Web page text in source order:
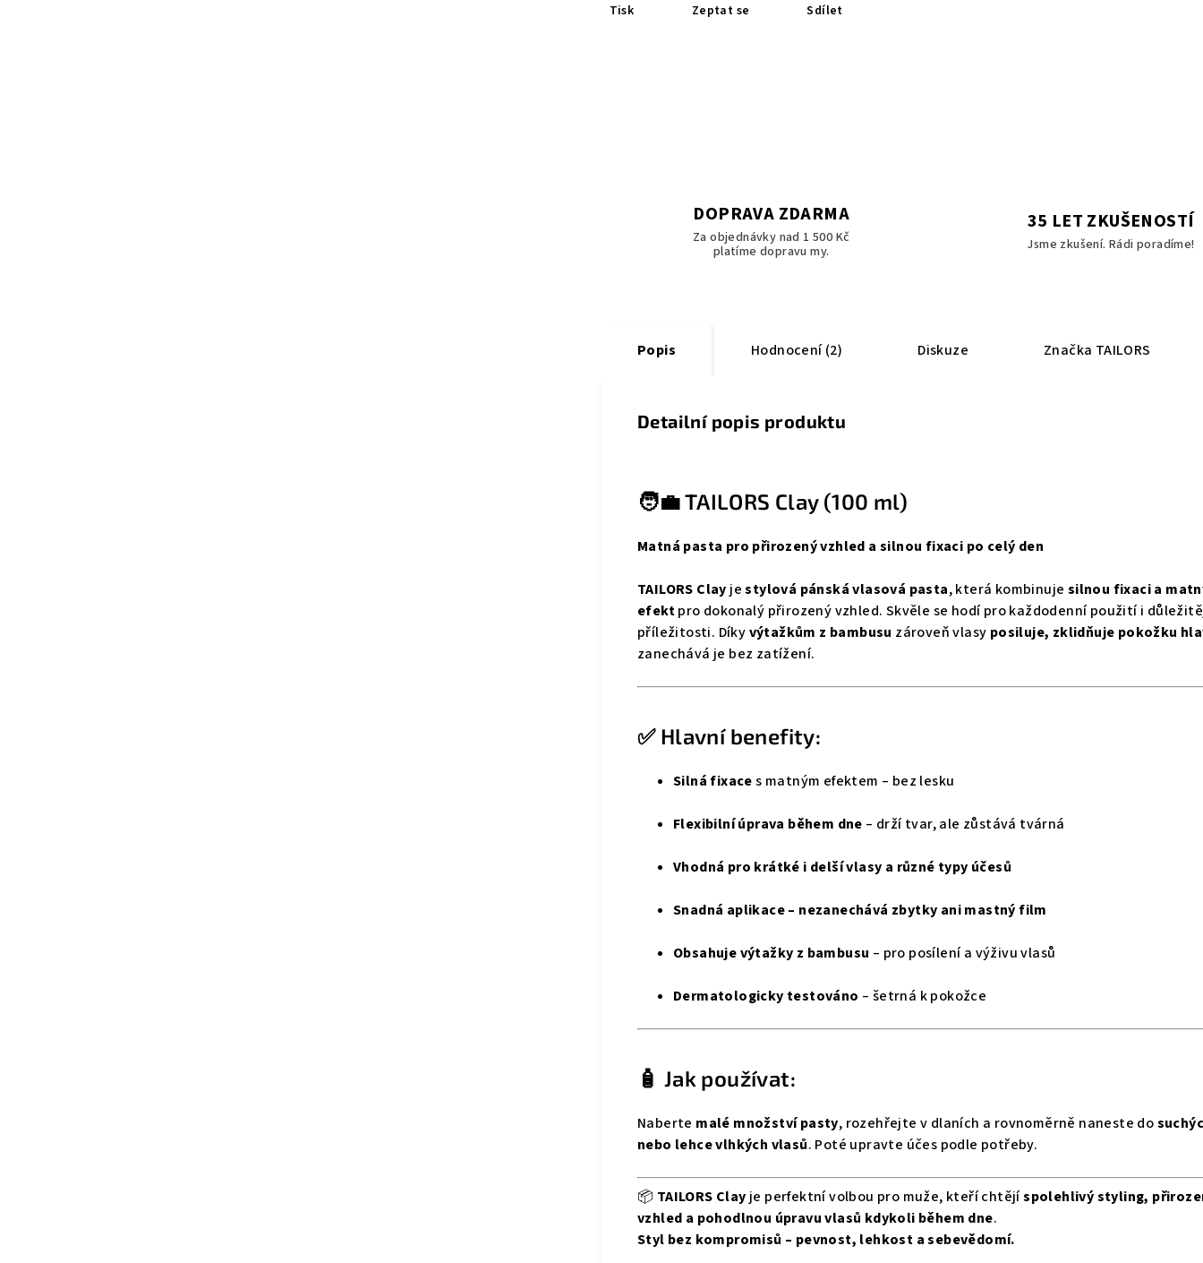
Tisk Zeptat se Sdílet
DOPRAVA ZDARMA
Za objednávky nad 1 500 Kč
platíme dopravu my.
35 LET ZKUŠENOSTÍ
Jsme zkušení. Rádi poradíme!
Popis Hodnocení (2) Diskuze Značka TAILORS
Detailní popis produktu
🧑‍💼 TAILORS Clay (100 ml)
Matná pasta pro přirozený vzhled a silnou fixaci po celý den
TAILORS Clay jestylová pánská vlasová pasta, která kombinuje silnou fixaci a
efektpro dokonalý přirozený vzhled. Skvěle se hodí pro každodenní použití i
příležitosti. Díkyvýtažkům z bambusu zároveň vlasy posiluje, zklidňuje pokožku
zanechává je bez zatížení.
✅ Hlavní benefity:
Silná fixaces matným efektem – bez lesku
Flexibilní úprava během dne – drží tvar, ale zůstává tvárná
Vhodná pro krátké i delší vlasy a různé typy účesů
Snadná aplikace – nezanechává zbytky ani mastný film
Obsahuje výtažky z bambusu – pro posílení a výživu vlasů
Dermatologicky testováno – šetrná k pokožce
🧴 Jak používat:
Naberte malé množství pasty, rozehřejte v dlaních a rovnoměrně naneste do
nebo lehce vlhkých vlasů. Poté upravte účes podle potřeby.
📦 TAILORS Clay je perfektní volbou pro muže, kteří chtějíspolehlivý styling,
vzhled a pohodlnou úpravu vlasů kdykoli během dne.
Styl bez kompromisů – pevnost, lehkost a sebevědomí.